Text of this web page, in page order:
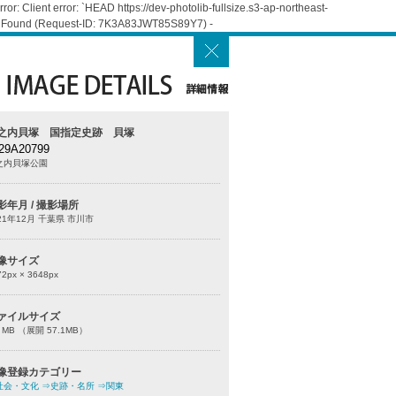
Client error: `HEAD https://dev-photolib-fullsize.s3-ap-northeast-
(Request-ID: 7K3A83JWT85S89Y7) -
内貝塚 国指定史跡 貝塚
内貝塚公園
年月 / 撮影場所
年12月 千葉県 市川市
サイズ
px × 3648px
イルサイズ
（展開 57.1MB）
登録カテゴリー
・文化 ⇒史跡・名所 ⇒関東